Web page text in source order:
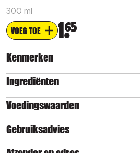
300 ml
VOEG TOE 1 65
Kenmerken
Ingrediënten
Voedingswaarden
Gebruiksadvies